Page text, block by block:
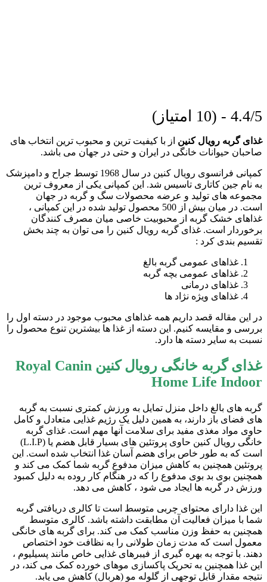
4.4/5 - (10 امتیاز)
غذای گربه رویال کنین از با کیفیت ترین و محبوب ترین انتخاب های
صاحبان حیوانات خانگی در ایران و حتی در جهان می باشد.
کمپانی فرانسوی رویال کنین در سال 1968 توسط جراح و دامپزشک
به نام جین کاتاری تاسیس شد. این کمپانی یکی از معروف ترین
مجموعه های تولید و عرضه محصولات سگ و گربه در جهان
است. در میان بیش از 500 محصول تولید شده در این کمپانی ،
غذاهای خشک گربه از محبوبیت خاصی میان مصرف کنندگان
برخوردار است. غذای گربه رویال کنین را می توان به چند بخش
تقسیم بندی کرد :
غذاهای عمومی گربه بالغ
غذاهای عمومی بچه گربه
غذاهای درمانی
غذاهای ویژه نژاد ها
در این مقاله قصد داریم همه غذاهای محبوب موجود در دسته اول را
بررسی و مقایسه کنیم. این دسته از غذا ها بیشترین تنوع محصول را
نسبت به سایر دسته ها دارد.
غذای گربه خانگی رویال کنین Royal Canin
Home Life Indoor
گربه های بالغ داخل منزل تمایل به ورزش کمتری نسبت به گربه
های فضای باز دارند، به همین دلیل یک رژیم غذایی متعادل و کامل
حاوی مواد مغذی مفید برای سلامت آنها مهم است. غذای گربه
خانگی رویال کنین حاوی پروتئین های بسیار قابل هضم یا (L.I.P)
است که به طور خاص برای هضم آسان غذا انتخاب شده است. این
پروتئین همچنین به کاهش میزان مدفوع گربه شما کمک می کند و
همچنین بوی بد بوی مدفوع را که در هنگام کار روده به دلیل کمبود
ورزش در گربه ها ایجاد می شود ، کاهش می دهد.
این غذا دارای محتوای چربی متوسط ​​است تا کالری دریافتی گربه
شما با میزان فعالیت آن مطابقت داشته باشد. کالری متوسط
همچنین به حفظ وزن مناسب کمک می کند. برای گربه های خانگی
معمول است که مدت زمان طولانی را به نظافت خود اختصاص
دهند. با توجه به بهره گیری از فیبرهای غذایی خاص مانند پسیلیوم ،
این غذا همچنین به تحریک پاکسازی موهای خورده کمک می کند، در
نتیجه مقدار قابل توجهی از گلوله مو (هربال) کاهش می یابد.